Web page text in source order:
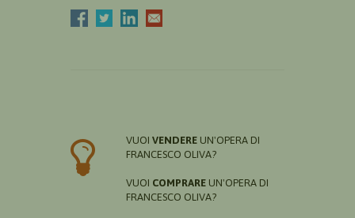
VUOI VENDERE UN'OPERA DI
FRANCESCO OLIVA?
VUOI COMPRARE UN'OPERA DI
FRANCESCO OLIVA?